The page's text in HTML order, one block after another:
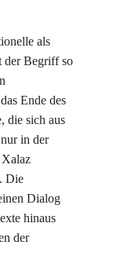
als
der Begriff so
Ende des
die sich aus
in der
Die
Dialog
hinaus
der